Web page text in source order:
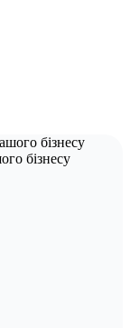
бізнесу